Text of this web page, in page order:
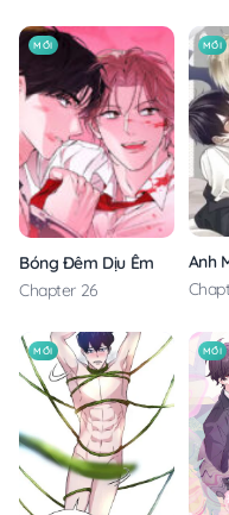
MỚI
Bóng Đêm Dịu Êm
Chapter 26
MỚI
Anh
MỚI MỚI